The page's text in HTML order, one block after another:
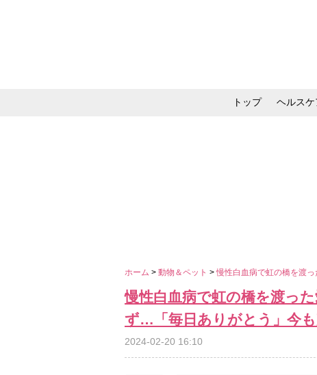
トップ ヘルスケ
ホーム > 動物＆ペット >慢性白血病で虹の橋を渡
慢性白血病で虹の橋を渡っ
ず…「毎日ありがとう」今
2024-02-20 16:10